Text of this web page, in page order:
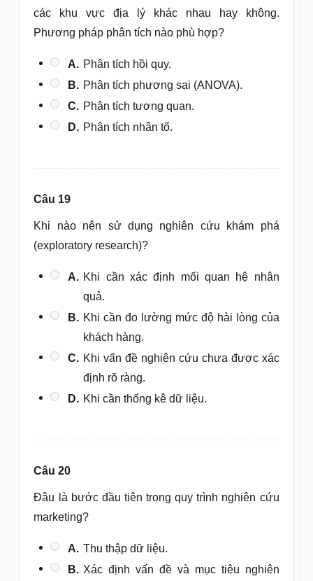
các khu vực địa lý khác nhau hay không.
Phương pháp phân tích nào phù hợp?
A. Phân tích hồi quy.
B. Phân tích phương sai (ANOVA).
C. Phân tích tương quan.
D. Phân tích nhân tố.
Câu 19
Khi nào nên sử dụng nghiên cứu khám phá
(exploratory research)?
A. Khi cần xác định mối quan hệ nhân
quả.
B. Khi cần đo lường mức độ hài lòng của
khách hàng.
C. Khi vấn đề nghiên cứu chưa được xác
định rõ ràng.
D. Khi cần thống kê dữ liệu.
Câu 20
Đâu là bước đầu tiên trong quy trình nghiên cứu
marketing?
A. Thu thập dữ liệu.
B. Xác định vấn đề và mục tiêu nghiên